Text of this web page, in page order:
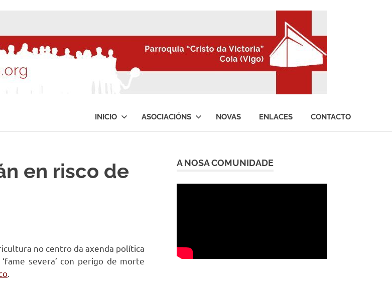
INICIO ASOCIACIÓNS NOVAS ENLACES CONTACTO
en risco de
no centro da axenda política
severa’ con perigo de morte
A NOSA COMUNIDADE